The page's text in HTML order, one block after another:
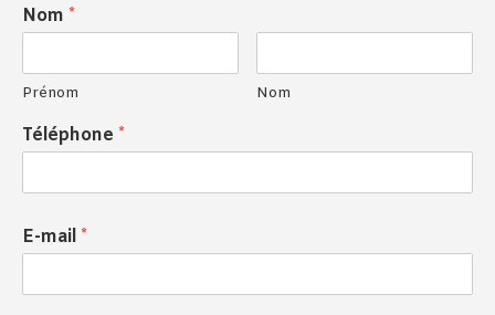
Nom *
Prénom Nom
Téléphone *
E-mail *